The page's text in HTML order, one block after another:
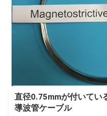
直径0.75mmが付いてい
導波管ケーブル